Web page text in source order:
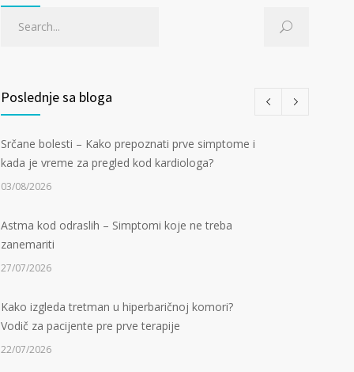
Poslednje sa bloga
Srčane bolesti – Kako prepoznati prve simptome i
kada je vreme za pregled kod kardiologa?
03/08/2026
Astma kod odraslih – Simptomi koje ne treba
zanemariti
27/07/2026
Kako izgleda tretman u hiperbaričnoj komori?
Vodič za pacijente pre prve terapije
22/07/2026